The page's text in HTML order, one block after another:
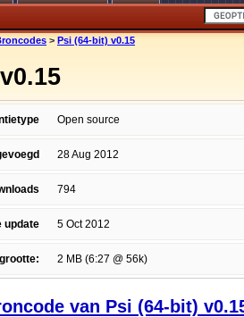
> Psi (64-bit) v0.15
Open source
28 Aug 2012
794
update 5 Oct 2012
2 MB (6:27 @ 56k)
van Psi (64-bit)